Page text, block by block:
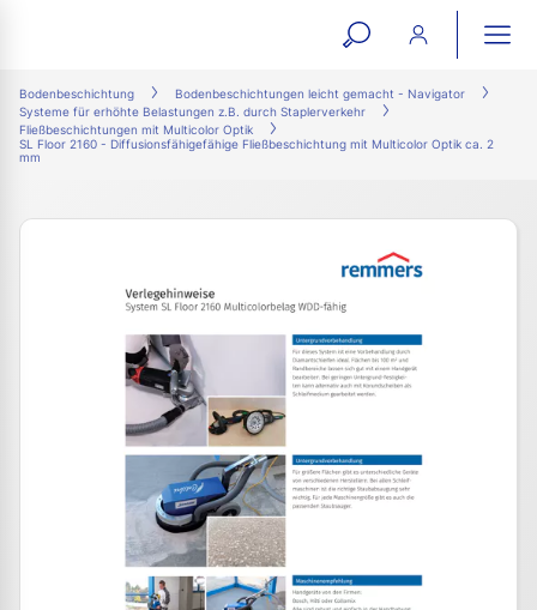
open
search
Bodenbeschichtung
Bodenbeschichtungen leicht gemacht - Navigator
Systeme für erhöhte Belastungen z.B. durch Staplerverkehr
Fließbeschichtungen mit Multicolor Optik
SL Floor 2160 - Diffusionsfähigefähige Fließbeschichtung mit Multicolor Optik ca. 2
mm